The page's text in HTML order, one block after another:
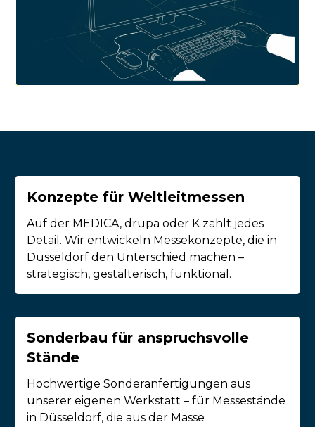
Konzepte für Weltleitmessen
Auf der MEDICA, drupa oder K zählt jedes
Detail. Wir entwickeln Messekonzepte, die in
Düsseldorf den Unterschied machen –
strategisch, gestalterisch, funktional.
Sonderbau für anspruchsvolle
Stände
Hochwertige Sonderanfertigungen aus
unserer eigenen Werkstatt – für Messestände
in Düsseldorf, die aus der Masse